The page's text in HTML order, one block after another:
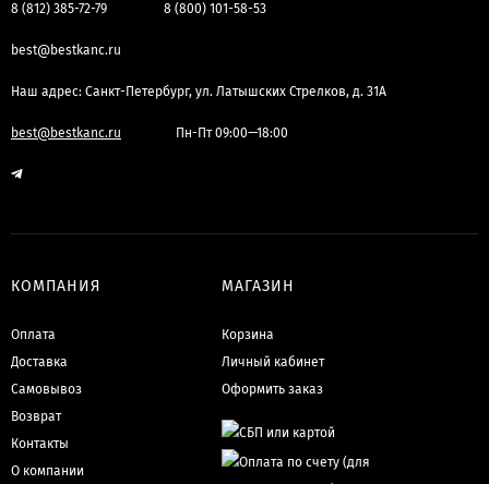
8 (812) 385-72-79 8 (800) 101-58-53
best@bestkanc.ru
Наш адрес: Санкт-Петербург, ул. Латышских Стрелков, д. 31А
best@bestkanc.ru Пн-Пт 09:00—18:00
КОМПАНИЯ
Оплата
Доставка
Самовывоз
Возврат
Контакты
О компании
МАГАЗИН
Корзина
Личный кабинет
Оформить заказ